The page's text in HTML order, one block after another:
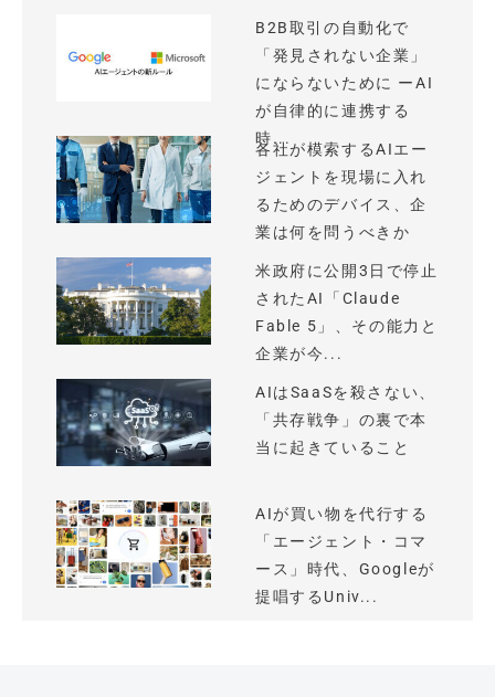
B2B取引の自動化で
「発見されない企業」
にならないために ーAI
が自律的に連携する
時...
各社が模索するAIエー
ジェントを現場に入れ
るためのデバイス、企
業は何を問うべきか
米政府に公開3日で停止
されたAI「Claude
Fable 5」、その能力と
企業が今...
AIはSaaSを殺さない、
「共存戦争」の裏で本
当に起きていること
AIが買い物を代行する
「エージェント・コマ
ース」時代、Googleが
提唱するUniv...